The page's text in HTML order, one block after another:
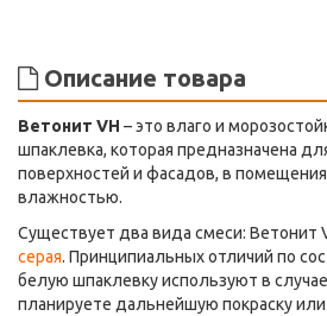
Описание товара
Ветонит VH – это влаго и
шпаклевка, которая предназначена
поверхностей и фасадов, в
влажностью.
Существует два вида смеси: Ветонит
серая. Принципиальных отличий по
белую шпаклевку используют в
планируете дальнейшую покраску